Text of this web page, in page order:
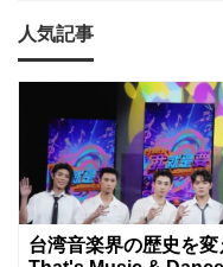
人気記事
台湾音楽界の歴史を